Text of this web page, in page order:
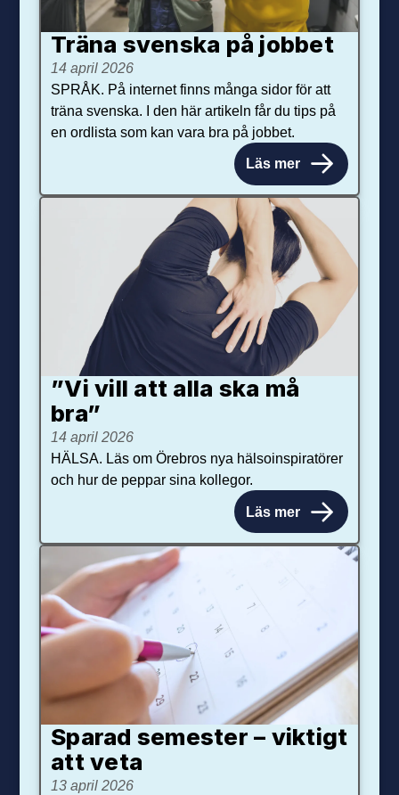
Träna svenska på jobbet
14 april 2026
SPRÅK. På internet finns många sidor för att
träna svenska. I den här artikeln får du tips på
en ordlista som kan vara bra på jobbet.
Läs mer
”Vi vill att alla ska må
bra”
14 april 2026
HÄLSA. Läs om Örebros nya hälsoinspiratörer
och hur de peppar sina kollegor.
Läs mer
Sparad semester – viktigt
att veta
13 april 2026